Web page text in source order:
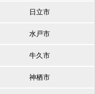
日立市
水戸市
牛久市
神栖市